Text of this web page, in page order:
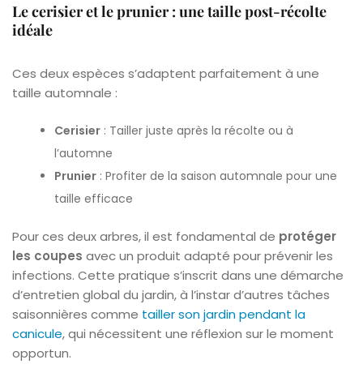
Le cerisier et le prunier : une taille post-récolte
idéale
Ces deux espèces s’adaptent parfaitement à une
taille automnale :
Cerisier : Tailler juste après la récolte ou à
l’automne
Prunier : Profiter de la saison automnale pour une
taille efficace
Pour ces deux arbres, il est fondamental de protéger
les coupes avec un produit adapté pour prévenir les
infections. Cette pratique s’inscrit dans une démarche
d’entretien global du jardin, à l’instar d’autres tâches
saisonnières comme tailler son jardin pendant la
canicule, qui nécessitent une réflexion sur le moment
opportun.